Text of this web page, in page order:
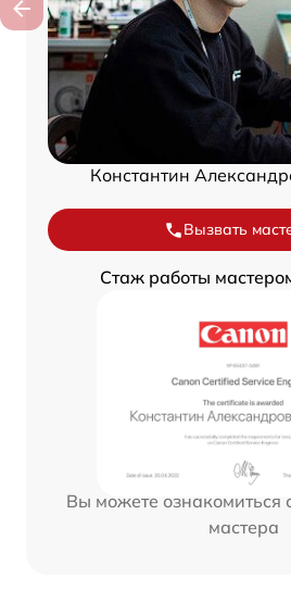
Константин
Вызвать
Стаж работы
Вы можете ознакомиться
мастера